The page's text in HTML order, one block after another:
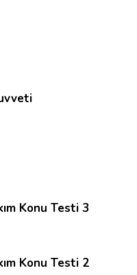
Konu Testi 3
Konu Testi 2